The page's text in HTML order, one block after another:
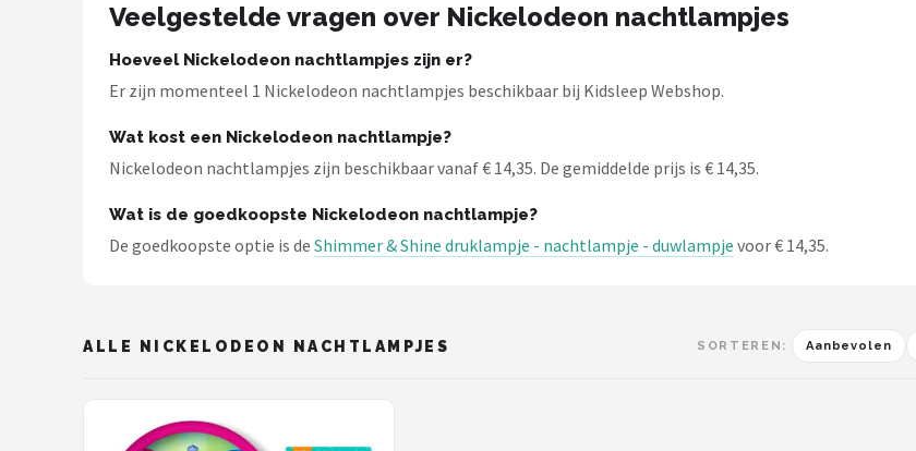
Flow Amsterdam
Decopatent
Balvi
Veelgestelde vragen over Nickelodeon nachtlampjes
Hoeveel Nickelodeon nachtlampjes zijn er?
Er zijn momenteel 1 Nickelodeon nachtlampjes beschikbaar bij Kidsleep Webshop.
Wat kost een Nickelodeon nachtlampje?
Nickelodeon nachtlampjes zijn beschikbaar vanaf € 14,35. De gemiddelde prijs is € 14,35.
Wat is de goedkoopste Nickelodeon nachtlampje?
De goedkoopste optie is de Shimmer & Shine druklampje - nachtlampje - duwlampje voor € 14,35.
ALLE NICKELODEON NACHTLAMPJES SORTEREN: Aanbevolen